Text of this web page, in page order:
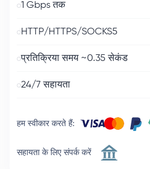
1 Gbps तक
HTTP/HTTPS/SOCKS5
प्रतिक्रिया समय ~0.35 सेकंड
24/7 सहायता
हम स्वीकार करते हैं:
सहायता के लिए संपर्क करें